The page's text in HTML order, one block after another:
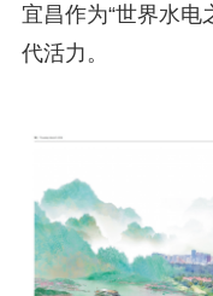
宜昌作为“世界水电
代活力。